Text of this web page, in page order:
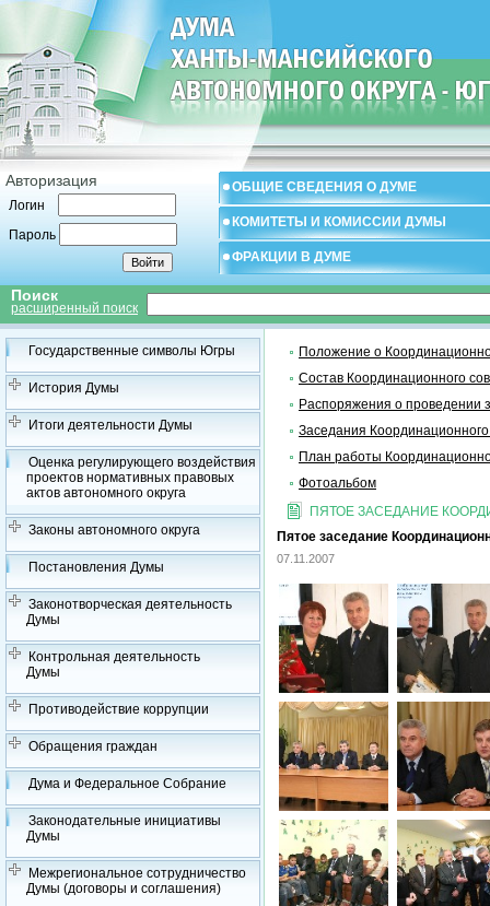
Авторизация
Логин
Пароль
ОБЩИЕ СВЕДЕНИЯ О ДУМЕ
КОМИТЕТЫ И КОМИССИИ ДУМЫ
ФРАКЦИИ В ДУМЕ
Поиск
расширенный поиск
Государственные символы Югры
История Думы
Итоги деятельности Думы
Оценка регулирующего воздействия
проектов нормативных правовых
актов автономного округа
Законы автономного округа
Постановления Думы
Законотворческая деятельность
Думы
Контрольная деятельность
Думы
Противодействие коррупции
Обращения граждан
Дума и Федеральное Собрание
Законодательные инициативы
Думы
Межрегиональное сотрудничество
Думы (договоры и соглашения)
Положение о
Состав Координационного
Распоряжения о проведении
Заседания
План работы
Фотоальбом
ПЯТОЕ ЗАСЕДАНИЕ
Пятое заседание
07.11.2007